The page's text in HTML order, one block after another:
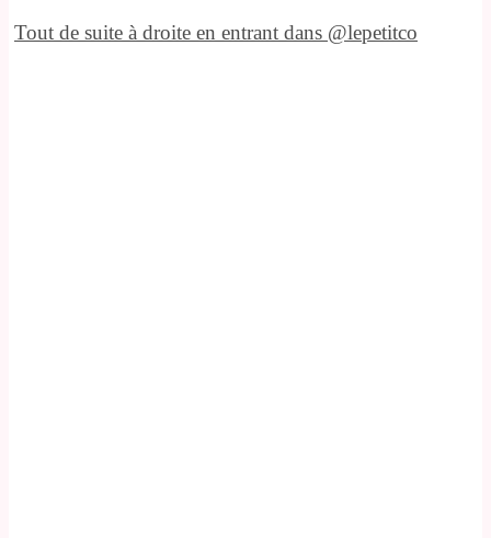
Tout de suite à droite en entrant dans @lepetitco